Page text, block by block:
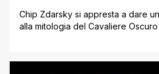
Chip Zdarsky si appresta a dare
alla mitologia del Cavaliere
più misteriosi dell'Universo DC: le